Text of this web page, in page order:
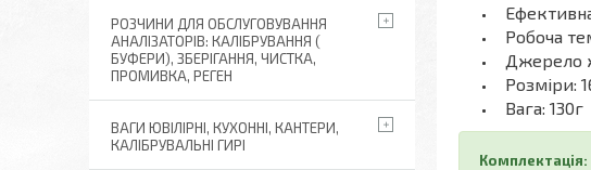
Робоча
Джерело
Розміри:
Вага:
Комплектація:
РОЗЧИНИ ДЛЯ ОБСЛУГОВУВАННЯ
АНАЛІЗАТОРІВ: КАЛІБРУВАННЯ (
БУФЕРИ), ЗБЕРІГАННЯ, ЧИСТКА,
ПРОМИВКА, РЕГЕН
ВАГИ ЮВІЛІРНІ, КУХОННІ, КАНТЕРИ,
КАЛІБРУВАЛЬНІ ГИРІ